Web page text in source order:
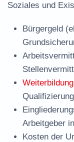
Soziales und
Bürgergeld
Weiterbildung
Arbeitgeber
Kosten der